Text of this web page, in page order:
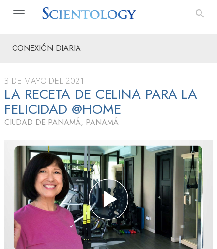
CONEXIÓN DIARIA
3 DE MAYO DEL 2021
LA RECETA DE CELINA PARA LA
FELICIDAD @HOME
CIUDAD DE PANAMÁ, PANAMÁ